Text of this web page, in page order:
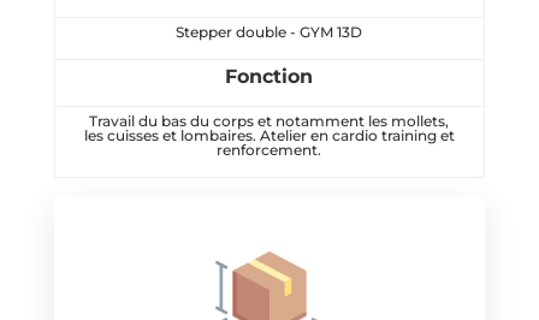
Stepper double - GYM 13D
Fonction
Travail du bas du corps et notamment les mollets,
les cuisses et lombaires. Atelier en cardio training et
renforcement.